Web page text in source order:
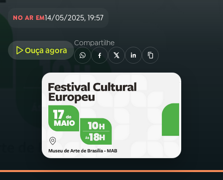
PROGRAMAÇÃO
PROGRAMAS
NO AR EM14/05/2025, 19:57
Ouça agora
Compartilhe